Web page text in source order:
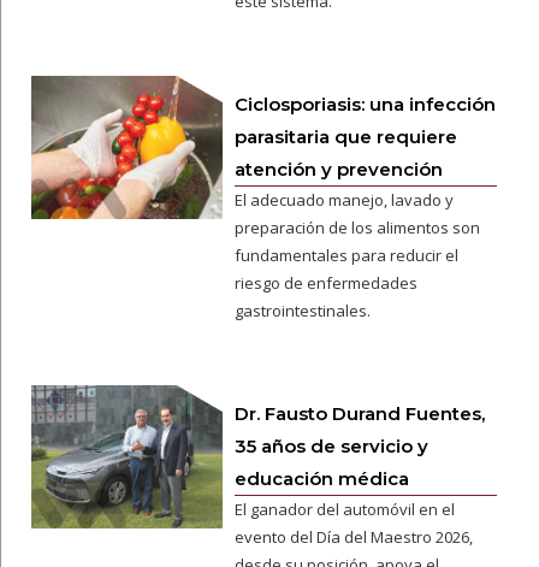
Ciclosporiasis: una infección
parasitaria que requiere
atención y prevención
El adecuado manejo, lavado y
preparación de los alimentos son
fundamentales para reducir el
riesgo de enfermedades
gastrointestinales.
Dr. Fausto Durand Fuentes,
35 años de servicio y
educación médica
El ganador del automóvil en el
evento del Día del Maestro 2026,